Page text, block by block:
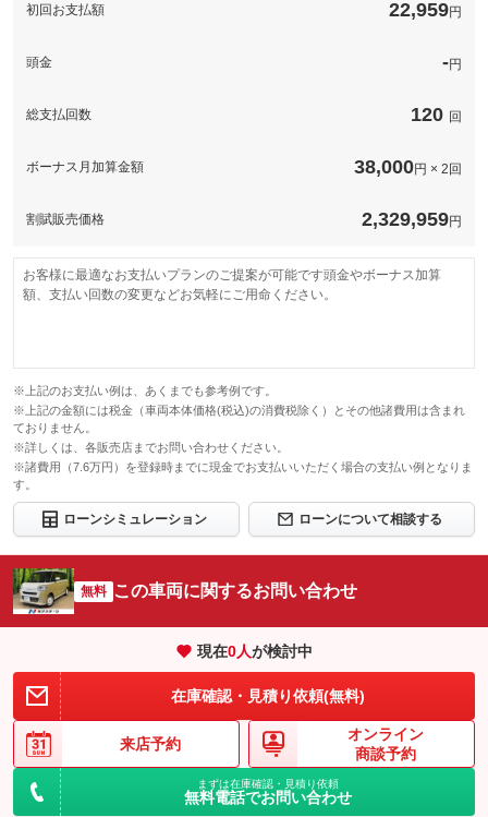
このパックの見積もり依頼（無料）
初回お支払額 22,959円
頭金 -円
総支払回数 120 回
ボーナス月加算金額 38,000円 × 2回
割賦販売価格 2,329,959円
お客様に最適なお支払いプランのご提案が可能です頭金やボーナス加算
額、支払い回数の変更などお気軽にご用命ください。
※上記のお支払い例は、あくまでも参考例です。
※上記の金額には税金（車両本体価格(税込)の消費税除く）とその他諸費用は含まれ
ておりません。
※詳しくは、各販売店までお問い合わせください。
※諸費用（7.6万円）を登録時までに現金でお支払いいただく場合の支払い例となりま
す。
ローンシミュレーション ローンについて相談する
無料 この車両に関するお問い合わせ
現在0人が検討中
在庫確認・見積り依頼(無料)
来店予約
オンライン
商談予約
まずは在庫確認・見積り依頼
無料電話でお問い合わせ